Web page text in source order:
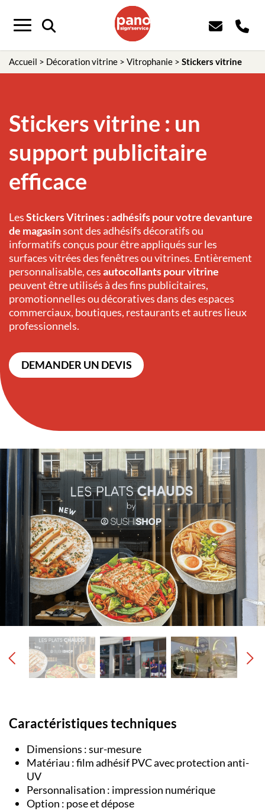
Menu
Accueil > Décoration vitrine > Vitrophanie > Stickers vitrine
Stickers vitrine : un
support publicitaire
efficace
LesStickers Vitrines : adhésifs pour votre devanture
de magasinsont des adhésifs décoratifs ou
informatifs conçus pour être appliqués sur les
surfaces vitrées des fenêtres ou vitrines. Entièrement
personnalisable, cesautocollants pour vitrine
peuvent être utilisés à des fins publicitaires,
promotionnelles ou décoratives dans des espaces
commerciaux, boutiques, restaurants et autres lieux
professionnels.
DEMANDER UN DEVIS
Caractéristiques techniques
Dimensions : sur-mesure
Matériau : film adhésif PVC avec protection anti-
UV
Personnalisation : impression numérique
Option : pose et dépose
Panneau de gestion des cookies